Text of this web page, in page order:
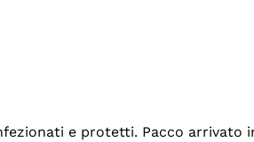
e protetti. Pacco arrivato